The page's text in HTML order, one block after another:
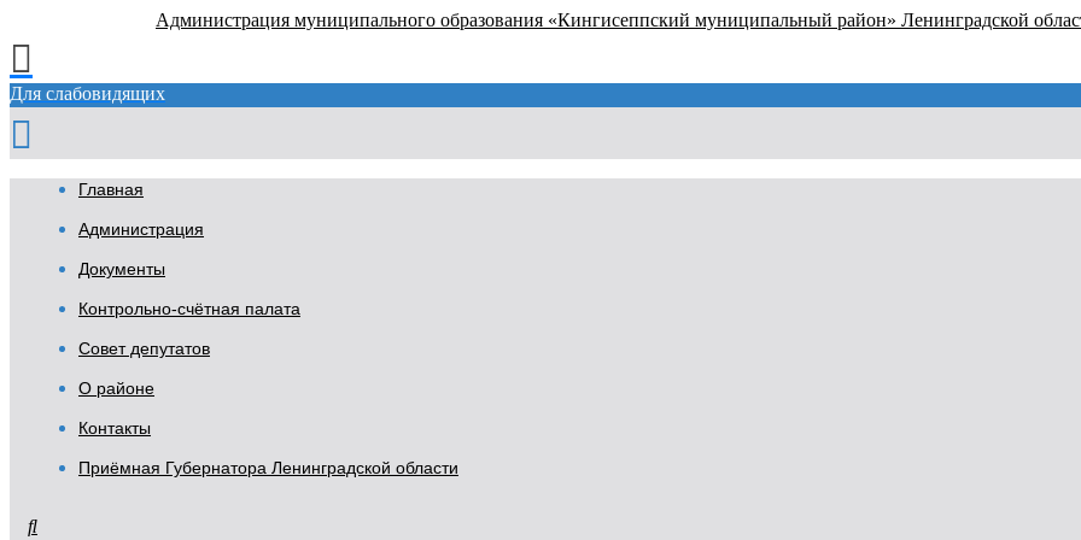
Администрация муниципального образования «Кингисеппский муниципальный район» Ленинградской
Для слабовидящих
Главная
Администрация
Документы
Контрольно-счётная палата
Совет депутатов
О районе
Контакты
Приёмная Губернатора Ленинградской области